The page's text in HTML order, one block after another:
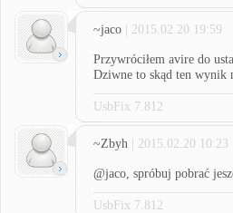
~jaco | 2015.02.20 19:59
Przywróciłem avire do
Dziwne to skąd ten wynik
UsbFix 7.812
~Zbyh | 2015.02.20 10:23
@jaco, spróbuj pobrać
UsbFix 7.812